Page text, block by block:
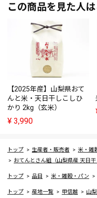
この商品を見た人
【2025年産】山梨県おて
んと米・天日干しこしひ
かり 2kg（玄米）
¥ 3,990
トップ 生産者・販売者 米・雑
おてんとさん組（山梨県産 天日干
トップ 品目 米・雑穀・パン
トップ 産地一覧 甲信越 山